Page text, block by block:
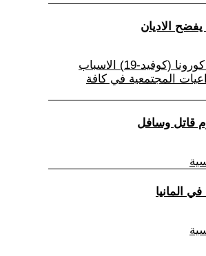
ملف: وباء - فيروس كورونا (كوفيد-19) الاسباب
المجتمعية في كافة